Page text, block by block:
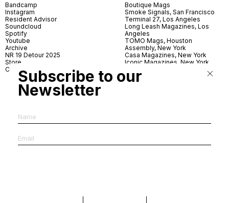
Bandcamp
Instagram
Resident Advisor
Soundcloud
Spotify
Youtube
Archive
NR 19 Detour 2025
Store
Contact
Boutique Mags
Smoke Signals, San Francisco
Terminal 27, Los Angeles
Long Leash Magazines, Los
Angeles
TOMO Mags, Houston
Assembly, New York
Casa Magazines, New York
Iconic Magazines, New York
Village Books, Leeds
Village Books, Manchester
Dorbeetle, Hangzhou
Subscribe to our
Newsletter